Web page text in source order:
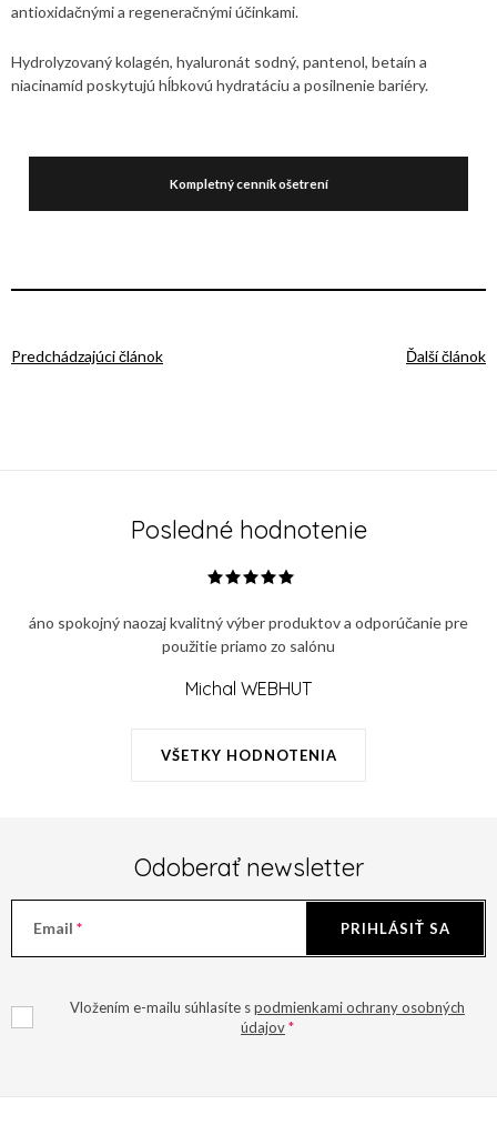
antioxidačnými a regeneračnými účinkami.
Hydrolyzovaný kolagén, hyaluronát sodný, pantenol, betaín a
niacinamíd poskytujú hĺbkovú hydratáciu a posilnenie bariéry.
Kompletný cenník ošetrení
Predchádzajúci článok Ďalší článok
Posledné hodnotenie
VŠETKY HODNOTENIA
áno spokojný naozaj kvalitný výber produktov a odporúčanie pre
použitie priamo zo salónu
Michal WEBHUT
Odoberať newsletter
Email
Vložením e-mailu súhlasíte spodmienkami ochrany osobných
údajov
PRIHLÁSIŤ SA